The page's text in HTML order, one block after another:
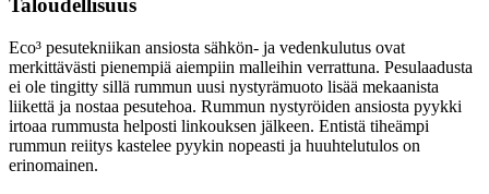
Taloudellisuus
Eco³ pesutekniikan ansiosta sähkön- ja vedenkulutus ovat
merkittävästi pienempiä aiempiin malleihin verrattuna. Pesulaadusta
ei ole tingitty sillä rummun uusi nystyrämuoto lisää mekaanista
liikettä ja nostaa pesutehoa. Rummun nystyröiden ansiosta pyykki
irtoaa rummusta helposti linkouksen jälkeen. Entistä tiheämpi
rummun reiitys kastelee pyykin nopeasti ja huuhtelutulos on
erinomainen.